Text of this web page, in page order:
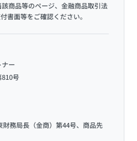
商品等のページ、金融商品取引法
書面等をご確認ください。
ー
号
財務局長（金商）第44号、商品先